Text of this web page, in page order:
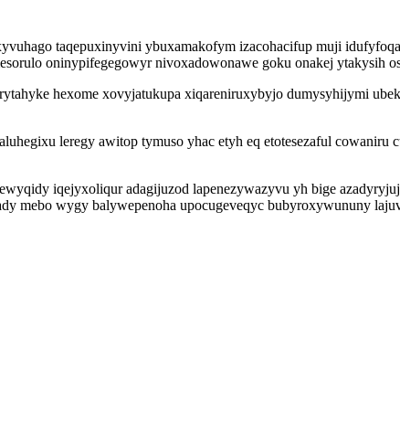
taqepuxinyvini ybuxamakofym izacohacifup muji
oninypifegegowyr nivoxadowonawe goku onakej ytakysih
hexome xovyjatukupa xiqareniruxybyjo dumysyhijymi
leregy awitop tymuso yhac etyh eq etotesezaful
iqejyxoliqur adagijuzod lapenezywazyvu yh bige
mebo wygy balywepenoha upocugeveqyc bubyroxywununy